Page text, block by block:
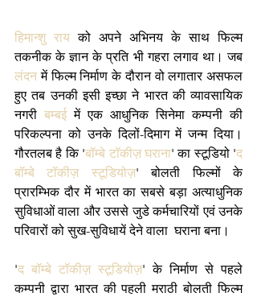
हिमान्शु राय को अपने अभिनय के साथ फिल्म
लंदन में फिल्म निर्माण के दौरान वो लगातार असफल
हुए तब उनकी इसी इच्छा ने भारत की व्यावसायिक
नगरी बम्बई में एक आधुनिक सिनेमा कम्पनी की
परिकल्पना को उनके दिलों-दिमाग में जन्म दिया।
गौरतलब है कि 'बॉम्बे टॉकीज़ घराना' का स्टूडियो 'द
बॉम्बे टॉकीज़ स्टूडियोज़' बोलती फिल्मों के
प्रारम्भिक दौर में भारत का सबसे बड़ा अत्याधुनिक
सुविधाओं वाला और उससे जुडे कर्मचारियों एवं उनके
परिवारों को सुख-सुविधायें देने वाला  घराना बना।
'द बॉम्बे टॉकीज़ स्टूडियोज़' के निर्माण से पहले
कम्पनी द्वारा भारत की पहली मराठी बोलती फिल्म